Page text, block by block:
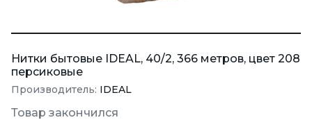
Нитки бытовые IDEAL, 40/2, 366 метров, цвет 208
персиковые
Производитель: IDEAL
Товар закончился